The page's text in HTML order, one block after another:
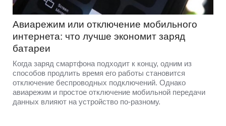
Авиарежим или отключение мобильного
интернета: что лучше экономит заряд
батареи
Когда заряд смартфона подходит к концу, одним из
способов продлить время его работы становится
отключение беспроводных подключений. Однако
авиарежим и простое отключение мобильной передачи
данных влияют на устройство по-разному.